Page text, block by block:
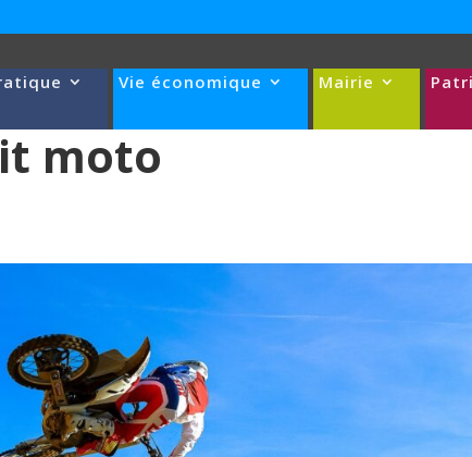
Vie économique Mairie
moto